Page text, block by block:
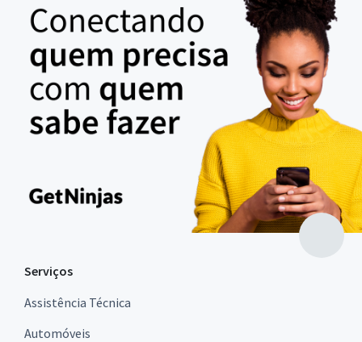
Serviços
Assistência Técnica
Automóveis